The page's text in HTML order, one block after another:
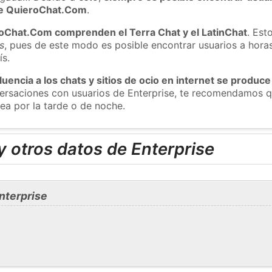
QuieroChat.Com.
comprenden el Terra Chat y el LatinChat.
, pues de este modo es posible encontrar usuarios a
a los chats y sitios de ocio en internet se
con usuarios de Enterprise, te recomendamos
por la tarde o de noche.
otros datos de Enterprise